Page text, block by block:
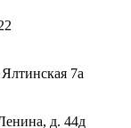
7а
д. 44д